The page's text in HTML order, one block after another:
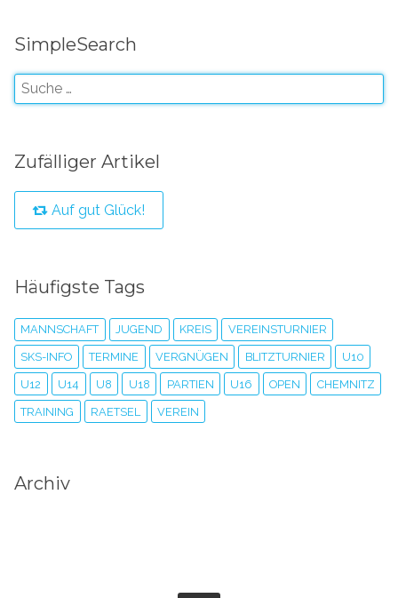
SimpleSearch
Zufälliger Artikel
Auf gut Glück!
Häufigste Tags
MANNSCHAFT JUGEND KREIS VEREINSTURNIER
SKS-INFO TERMINE VERGNÜGEN BLITZTURNIER U10
U12 U14 U8 U18 PARTIEN U16 OPEN CHEMNITZ
TRAINING RAETSEL VEREIN
Archiv